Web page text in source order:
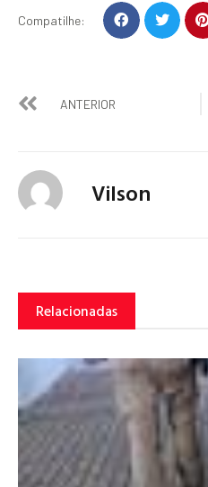
Compatilhe:
ANTERIOR
Vilson
Relacionadas